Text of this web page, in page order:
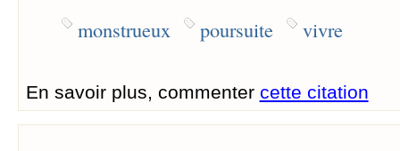
monstrueux poursuite vivre
En savoir plus, commenter cette citation